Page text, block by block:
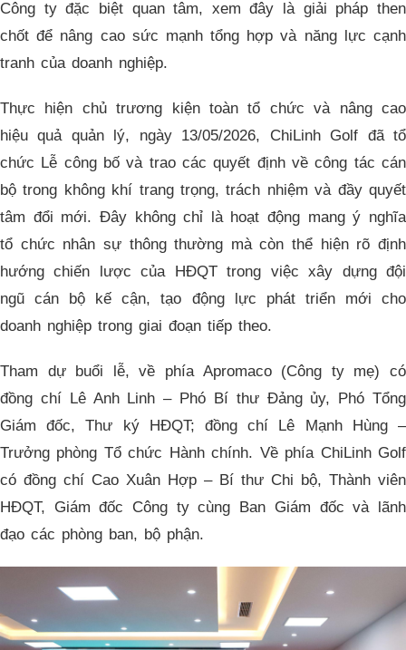
Công ty đặc biệt quan tâm, xem đây là giải pháp then
chốt để nâng cao sức mạnh tổng hợp và năng lực cạnh
tranh của doanh nghiệp.
Thực hiện chủ trương kiện toàn tổ chức và nâng cao
hiệu quả quản lý, ngày 13/05/2026, ChiLinh Golf đã tổ
chức Lễ công bố và trao các quyết định về công tác cán
bộ trong không khí trang trọng, trách nhiệm và đầy quyết
tâm đổi mới. Đây không chỉ là hoạt động mang ý nghĩa
tổ chức nhân sự thông thường mà còn thể hiện rõ định
hướng chiến lược của HĐQT trong việc xây dựng đội
ngũ cán bộ kế cận, tạo động lực phát triển mới cho
doanh nghiệp trong giai đoạn tiếp theo.
Tham dự buổi lễ, về phía Apromaco (Công ty mẹ) có
đồng chí Lê Anh Linh – Phó Bí thư Đảng ủy, Phó Tổng
Giám đốc, Thư ký HĐQT; đồng chí Lê Mạnh Hùng –
Trưởng phòng Tổ chức Hành chính. Về phía ChiLinh Golf
có đồng chí Cao Xuân Hợp – Bí thư Chi bộ, Thành viên
HĐQT, Giám đốc Công ty cùng Ban Giám đốc và lãnh
đạo các phòng ban, bộ phận.